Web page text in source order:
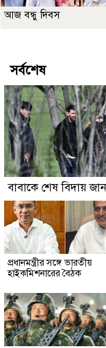
আজ বন্ধু দিবস
সর্বশেষ
বাবাকে শেষ বিদায়
প্রধানমন্ত্রীর সঙ্গে ভারতীয়
হাইকমিশনারের বৈঠক